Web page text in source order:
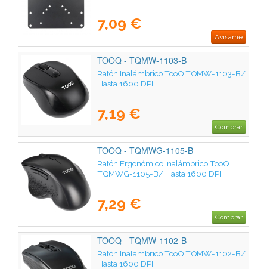
7,09 €
Avísame
TOOQ - TQMW-1103-B
Ratón Inalámbrico TooQ TQMW-1103-B/
Hasta 1600 DPI
7,19 €
Comprar
TOOQ - TQMWG-1105-B
Ratón Ergonómico Inalámbrico TooQ
TQMWG-1105-B/ Hasta 1600 DPI
7,29 €
Comprar
TOOQ - TQMW-1102-B
Ratón Inalámbrico TooQ TQMW-1102-B/
Hasta 1600 DPI